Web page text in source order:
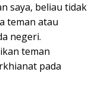
saya, beliau tidak
teman atau
negeri.
teman
pada